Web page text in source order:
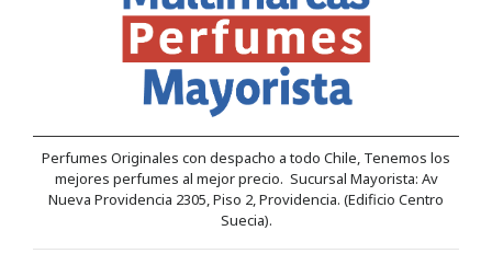
Perfumes Originales con despacho a todo Chile, Tenemos los
mejores perfumes al mejor precio. Sucursal Mayorista: Av
Nueva Providencia 2305, Piso 2, Providencia. (Edificio Centro
Suecia).